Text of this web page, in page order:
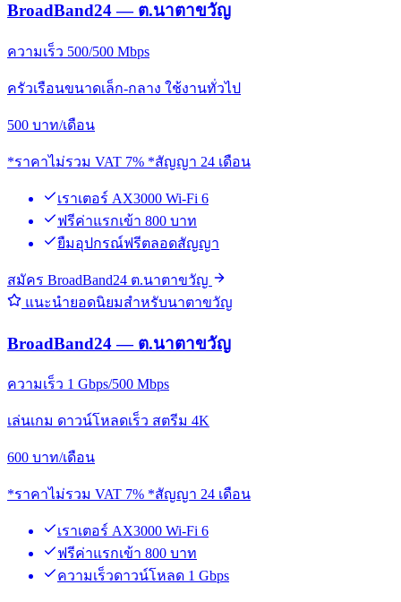
BroadBand24 — ต.นาตาขวัญ
ความเร็ว 500/500 Mbps
ครัวเรือนขนาดเล็ก-กลาง ใช้งานทั่วไป
500 บาท/เดือน
*ราคาไม่รวม VAT 7% *สัญญา 24 เดือน
เราเตอร์ AX3000 Wi-Fi 6
ฟรีค่าแรกเข้า 800 บาท
ยืมอุปกรณ์ฟรีตลอดสัญญา
สมัคร BroadBand24 ต.นาตาขวัญ
แนะนำยอดนิยมสำหรับนาตาขวัญ
BroadBand24 — ต.นาตาขวัญ
ความเร็ว 1 Gbps/500 Mbps
เล่นเกม ดาวน์โหลดเร็ว สตรีม 4K
600 บาท/เดือน
*ราคาไม่รวม VAT 7% *สัญญา 24 เดือน
เราเตอร์ AX3000 Wi-Fi 6
ฟรีค่าแรกเข้า 800 บาท
ความเร็วดาวน์โหลด 1 Gbps